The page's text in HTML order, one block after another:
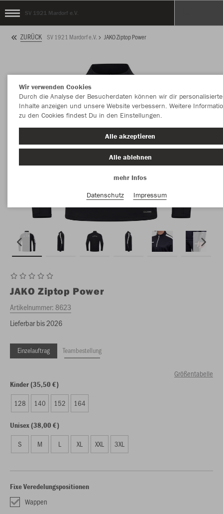
SV 1921 Mardorf e.V.
ZURÜCK SV 1921 Mardorf e.V. JAKO Ziptop Power
JAKO Ziptop Power
Artikelnummer:8623
Lieferbar bis 2026
Einzelauftrag Teambestellung
Größentabelle
Kinder (35,50 €)
128 140 152 164
Unisex (38,00 €)
S M L XL XXL 3XL
Fixe Veredelungspositionen
Wappen
Wir verwenden Cookies
Durch die Analyse der Besucherdaten können wir dir personalisierte
Inhalte anzeigen und unsere Website verbessern. Weitere
zu den Cookies findest Du in den Einstellungen.
Alle akzeptieren
Alle ablehnen
mehr Infos
Datenschutz
Impressum